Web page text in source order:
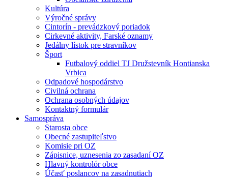
Kultúra
Výročné správy
Cintorín - prevádzkový poriadok
Cirkevné aktivity, Farské oznamy
Jedálny lístok pre stravníkov
Šport
Futbalový oddiel TJ Družstevník Hontianska
Vrbica
Odpadové hospodárstvo
Civilná ochrana
Ochrana osobných údajov
Kontaktný formulár
Samospráva
Starosta obce
Obecné zastupiteľstvo
Komisie pri OZ
Zápisnice, uznesenia zo zasadaní OZ
Hlavný kontrolór obce
Účasť poslancov na zasadnutiach